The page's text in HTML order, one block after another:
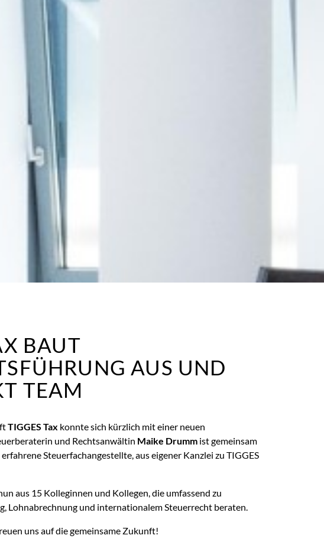
BAUT
AUS UND
TEAM
TIGGES Tax konnte sich kürzlich mit einer neuen
und Rechtsanwältin Maike Drummist gemeinsam
Steuerfachangestellte, aus eigener Kanzlei zu TIGGES
aus 15 Kolleginnen und Kollegen, die umfassend zu
Lohnabrechnung und internationalem Steuerrecht beraten.
uns auf die gemeinsame Zukunft!